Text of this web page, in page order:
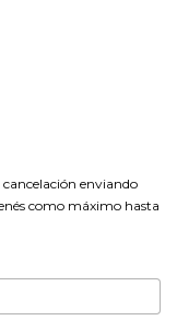
enviando
como máximo hasta